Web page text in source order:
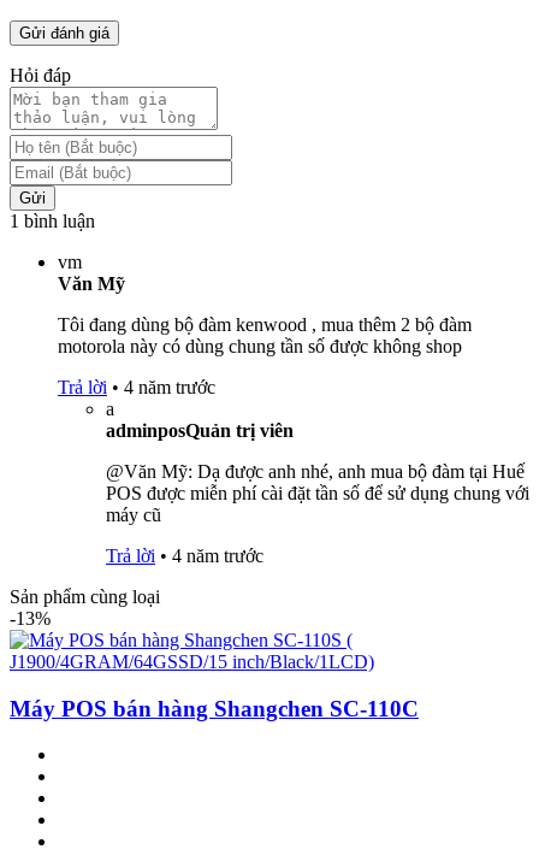
Hỏi đáp
Gửi
1 bình luận
vm
Văn Mỹ
Tôi đang dùng bộ đàm kenwood , mua thêm 2 bộ đàm
motorola này có dùng chung tần số được không shop
Trả lời • 4 năm trước
a
adminposQuản trị viên
@Văn Mỹ: Dạ được anh nhé, anh mua bộ đàm tại Huế
POS được miễn phí cài đặt tần số để sử dụng chung với
máy cũ
Trả lời • 4 năm trước
Sản phẩm cùng loại
-13%
Máy POS bán hàng Shangchen SC-110C